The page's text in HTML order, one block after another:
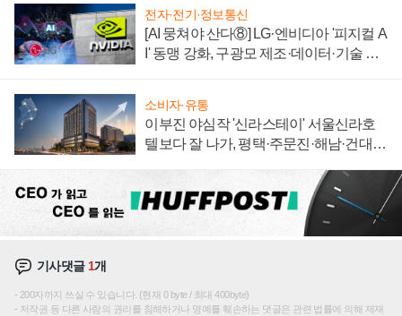
전자·전기·정보통신
[AI 뭉쳐야 산다⑧] LG·엔비디아 '피지컬 A
I' 동맹 강화, 구광모 제조·데이터·기술 결
소비자·유통
이부진 야심작 '신라스테이' 서울신라호
텔보다 잘 나가, 평택·주문진·해남·건대로
기사댓글1개
200자까지 쓰실 수 있습니다. (현재 0 byte / 최대 400byte)
저작권 등 다른 사람의 권리를 침해하거나 명예를 훼손하는 댓글은 관련 법률에 의해 제재